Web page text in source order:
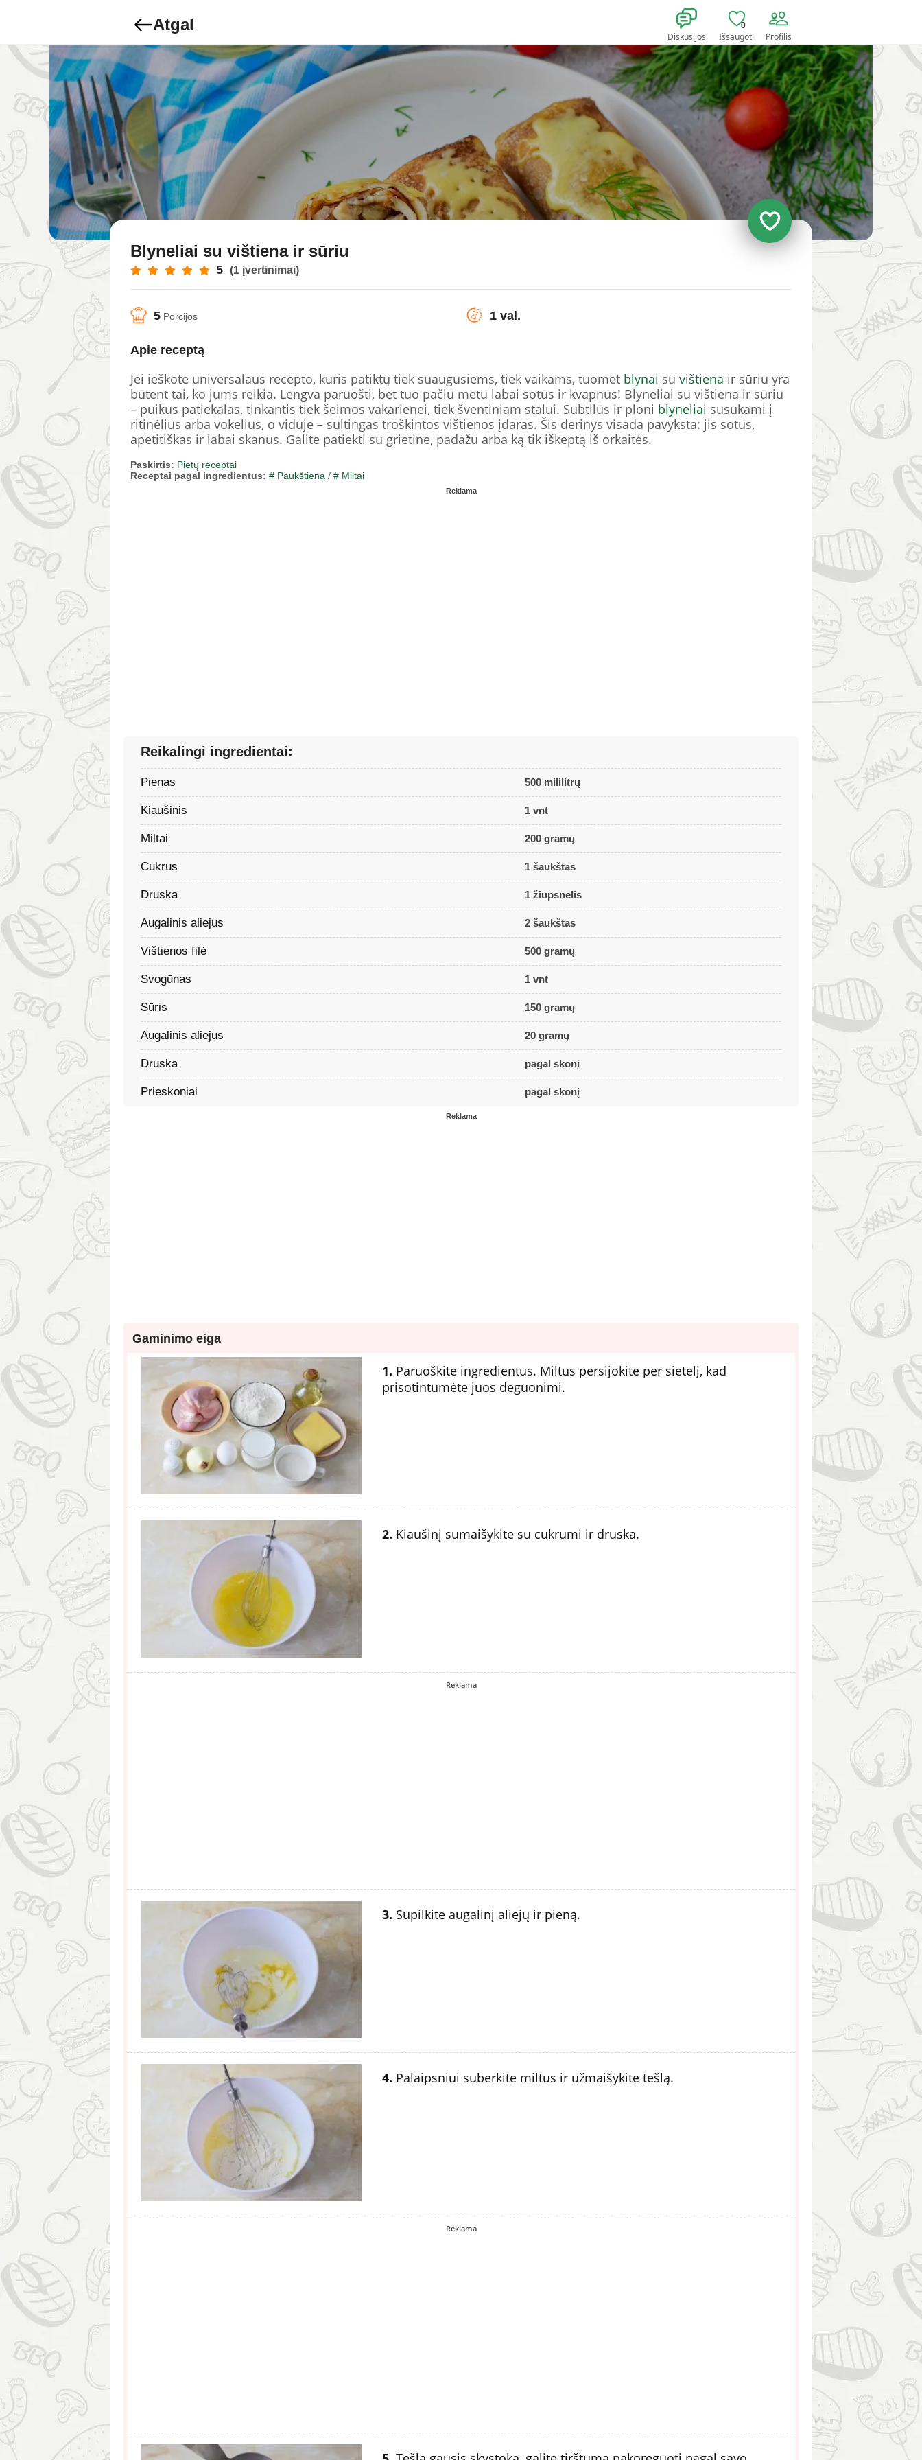
Atgal
Diskusijos
0
Išsaugoti Profilis
Blyneliai su vištiena ir sūriu
5 (1 įvertinimai)
5 Porcijos 1 val.
Apie receptą
Jei ieškote universalaus recepto, kuris patiktų tiek suaugusiems, tiek vaikams, tuomet blynai su vištiena ir sūriu yra
būtent tai, ko jums reikia. Lengva paruošti, bet tuo pačiu metu labai sotūs ir kvapnūs! Blyneliai su vištiena ir sūriu
– puikus patiekalas, tinkantis tiek šeimos vakarienei, tiek šventiniam stalui. Subtilūs ir ploni blyneliai susukami į
ritinėlius arba vokelius, o viduje – sultingas troškintos vištienos įdaras. Šis derinys visada pavyksta: jis sotus,
apetitiškas ir labai skanus. Galite patiekti su grietine, padažu arba ką tik iškeptą iš orkaitės.
Paskirtis: Pietų receptai
Receptai pagal ingredientus: # Paukštiena / # Miltai
Reklama
Reikalingi ingredientai:
Pienas 500 mililitrų
Kiaušinis 1 vnt
Miltai 200 gramų
Cukrus 1 šaukštas
Druska 1 žiupsnelis
Augalinis aliejus 2 šaukštas
Vištienos filė 500 gramų
Svogūnas 1 vnt
Sūris 150 gramų
Augalinis aliejus 20 gramų
Druska pagal skonį
Prieskoniai pagal skonį
Reklama
Gaminimo eiga
1. Paruoškite ingredientus. Miltus persijokite per sietelį, kad
prisotintumėte juos deguonimi.
2. Kiaušinį sumaišykite su cukrumi ir druska.
Reklama
3. Supilkite augalinį aliejų ir pieną.
4. Palaipsniui suberkite miltus ir užmaišykite tešlą.
Reklama